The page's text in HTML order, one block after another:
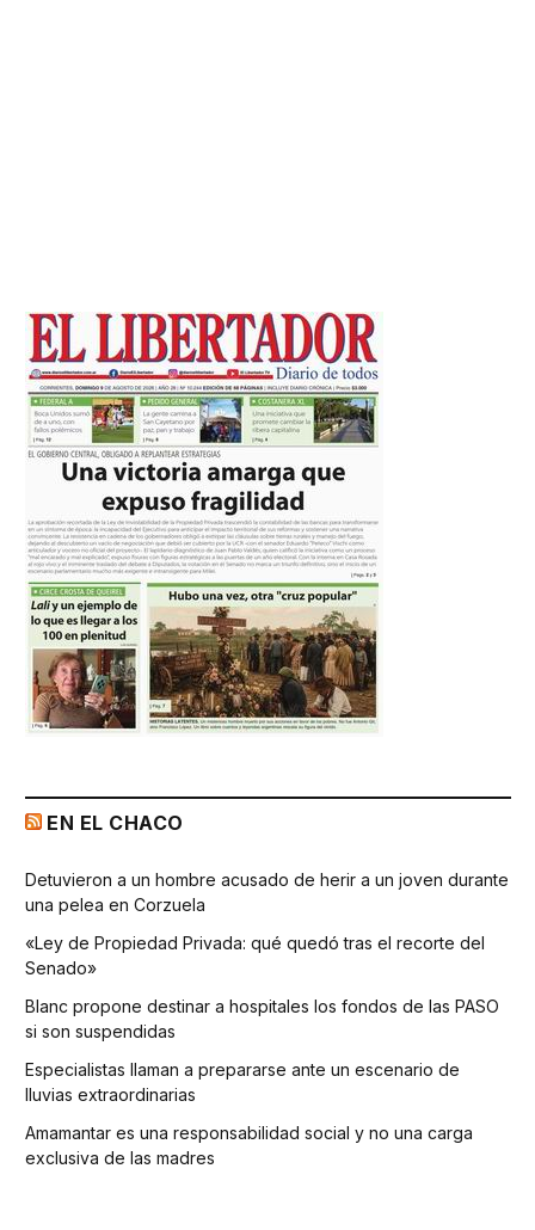
EN EL CHACO
Detuvieron a un hombre acusado de herir a un joven durante
una pelea en Corzuela
«Ley de Propiedad Privada: qué quedó tras el recorte del
Senado»
Blanc propone destinar a hospitales los fondos de las PASO
si son suspendidas
Especialistas llaman a prepararse ante un escenario de
lluvias extraordinarias
Amamantar es una responsabilidad social y no una carga
exclusiva de las madres